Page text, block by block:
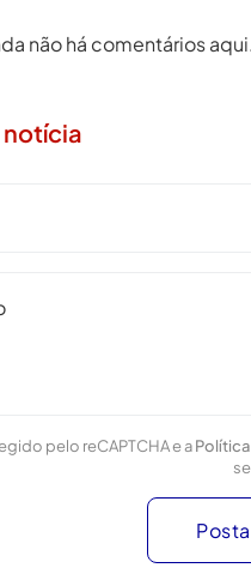
não há comentários
pelo reCAPTCHA e a